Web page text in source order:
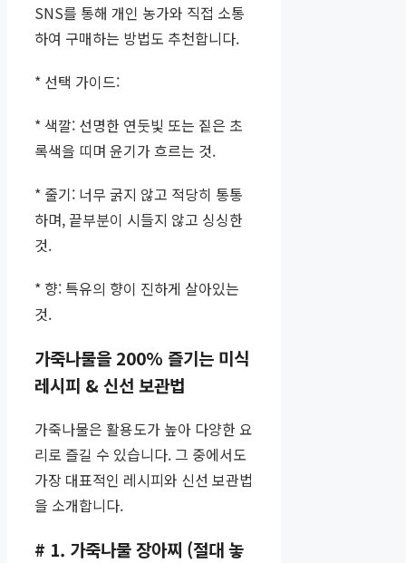
SNS를 통해 개인 농가와 직접 소통
하여 구매하는 방법도 추천합니다.
* 선택 가이드:
* 색깔: 선명한 연둣빛 또는 짙은 초
록색을 띠며 윤기가 흐르는 것.
* 줄기: 너무 굵지 않고 적당히 통통
하며, 끝부분이 시들지 않고 싱싱한
것.
* 향: 특유의 향이 진하게 살아있는
것.
가죽나물을 200% 즐기는 미식
레시피 & 신선 보관법
가죽나물은 활용도가 높아 다양한 요
리로 즐길 수 있습니다. 그 중에서도
가장 대표적인 레시피와 신선 보관법
을 소개합니다.
# 1. 가죽나물 장아찌 (절대 놓